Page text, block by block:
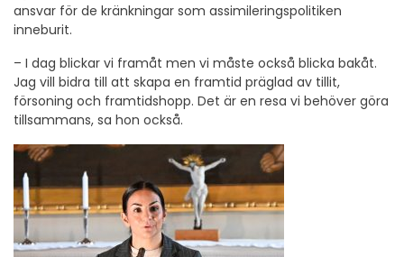
ansvar för de kränkningar som assimileringspolitiken
inneburit.
– I dag blickar vi framåt men vi måste också blicka bakåt.
Jag vill bidra till att skapa en framtid präglad av tillit,
försoning och framtidshopp. Det är en resa vi behöver göra
tillsammans, sa hon också.